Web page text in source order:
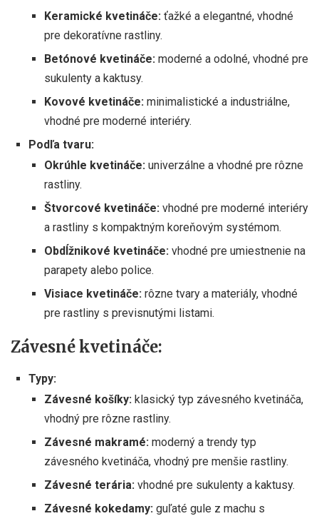
Keramické kvetináče: ťažké a elegantné, vhodné
pre dekoratívne rastliny.
Betónové kvetináče: moderné a odolné, vhodné pre
sukulenty a kaktusy.
Kovové kvetináče: minimalistické a industriálne,
vhodné pre moderné interiéry.
Podľa tvaru:
Okrúhle kvetináče: univerzálne a vhodné pre rôzne
rastliny.
Štvorcové kvetináče: vhodné pre moderné interiéry
a rastliny s kompaktným koreňovým systémom.
Obdĺžnikové kvetináče: vhodné pre umiestnenie na
parapety alebo police.
Visiace kvetináče: rôzne tvary a materiály, vhodné
pre rastliny s previsnutými listami.
Závesné kvetináče:
Typy:
Závesné košíky: klasický typ závesného kvetináča,
vhodný pre rôzne rastliny.
Závesné makramé: moderný a trendy typ
závesného kvetináča, vhodný pre menšie rastliny.
Závesné terária: vhodné pre sukulenty a kaktusy.
Závesné kokedamy: guľaté gule z machu s